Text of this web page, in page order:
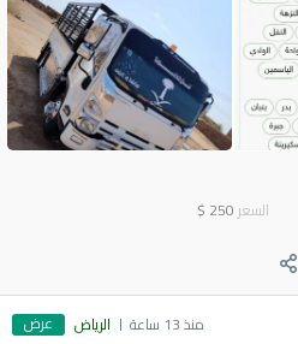
السعر 250
$
منذ 13 ساعة الرياض عرض